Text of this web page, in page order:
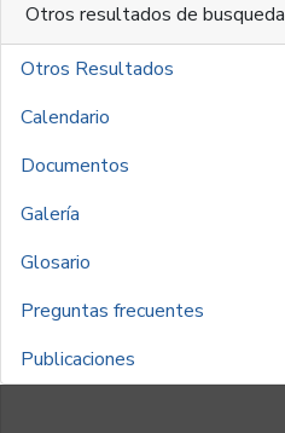
Otros resultados de busqueda
Otros Resultados
Calendario
Documentos
Galería
Glosario
Preguntas frecuentes
Publicaciones